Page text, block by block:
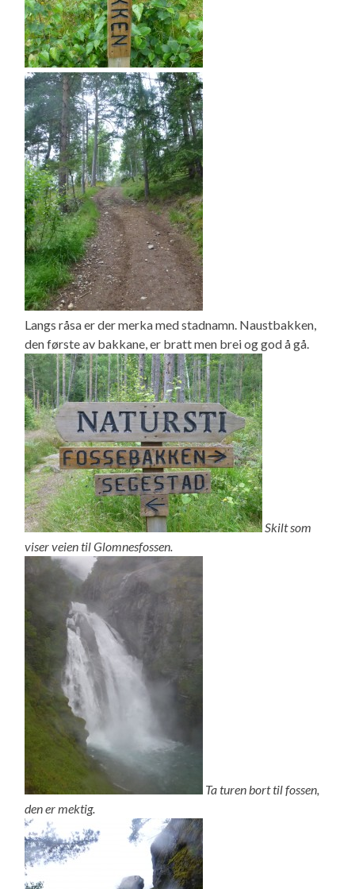
Langs råsa er der merka med stadnamn. Naustbakken,
den første av bakkane, er bratt men brei og god å gå.
Skilt som
viser veien til Glomnesfossen.
Ta turen bort til fossen,
den er mektig.